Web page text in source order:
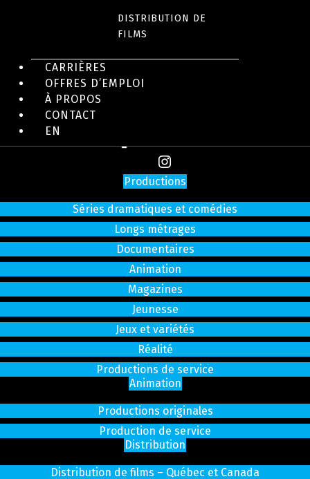
DISTRIBUTION DE
FILMS
CARRIÈRES
OFFRES D’EMPLOI
À PROPOS
CONTACT
EN
Productions
Séries dramatiques et comédies
Longs métrages
Documentaires
Animation
Magazines
Jeunesse
Jeux et variétés
Réalité
Productions de service
Animation
Productions originales
Production de service
Distribution
Distribution de films – Québec et Canada